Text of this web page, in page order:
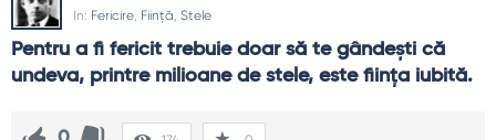
In: Fericire, Ființă, Stele
Pentru a fi fericit trebuie doar să te gândeşti că
undeva, printre milioane de stele, este fiinţa iubită.